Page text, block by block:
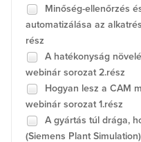
Minőség-ellenőrzés
automatizálása az
rész
A hatékonyság
webinár sorozat 2.rész
Hogyan lesz a CAM
webinár sorozat 1.rész
A gyártás túl drága,
(Siemens Plant Simulation)